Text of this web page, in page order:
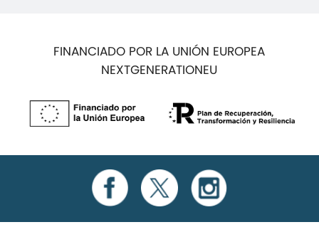
FINANCIADO POR LA UNIÓN EUROPEA
NEXTGENERATIONEU